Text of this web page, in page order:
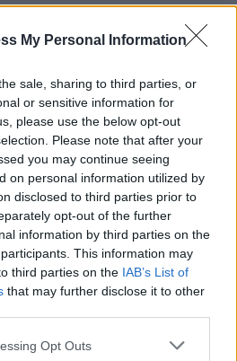
My Personal Information
sale, sharing to third parties, or
or sensitive information for
please use the below opt-out
Please note that after your
you may continue seeing
on personal information utilized by
disclosed to third parties prior to
opt-out of the further
information by third parties on the
This information may
third parties on the IAB’s List of
that may further disclose it to other
Opt Outs